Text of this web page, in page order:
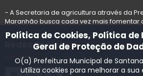
- A Secretaria de agricultura através da
Maranhão busca cada vez mais fomentar
Redes Sociais
Política de Cookies, Política de
Geral de Proteção de
O(a) Prefeitura Municipal de
utiliza cookies para melhorar a sua